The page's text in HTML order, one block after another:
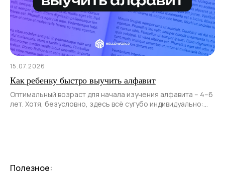
15.07.2026
Как ребенку быстро выучить алфавит
Оптимальный возраст для начала изучения алфавита – 4–6
лет. Хотя, безусловно, здесь всё сугубо индивидуально:
Полезное: